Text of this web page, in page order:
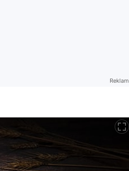
Reklam